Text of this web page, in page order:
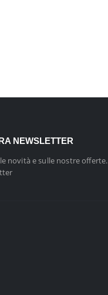
NEWSLETTER
novità e sulle nostre offerte.